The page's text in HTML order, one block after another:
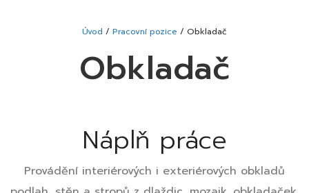
Úvod / Pracovní pozice / Obkladač
Obkladač
Náplň práce
Provádění interiérových i exteriérových obkladů